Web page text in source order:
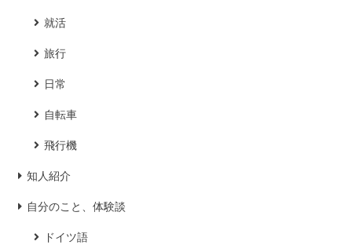
就活
旅行
日常
自転車
飛行機
知人紹介
自分のこと、体験談
ドイツ語